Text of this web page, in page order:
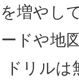
増やし
ドや地
ドリルは